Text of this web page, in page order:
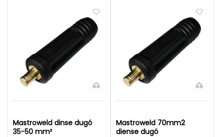
Mastroweld dinse dugó
35-50 mm²
Mastroweld 70mm2
diense dugó